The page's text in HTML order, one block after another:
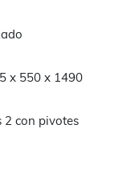
x 550 x 1490
2 con pivotes